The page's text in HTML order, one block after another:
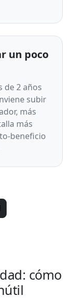
un poco
de 2 años
subir
más
más
beneficio
cómo